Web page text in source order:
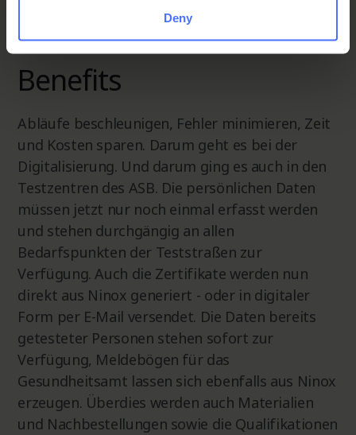
Deny
Benefits
Abläufe beschleunigen, Fehler minimieren, Zeit
und Kosten sparen. Darum geht es bei der
Digitalisierung. Und darum ging es auch in den
Testzentren des ASB. Die persönlichen Daten
müssen jetzt nur noch einmal erfasst werden
und stehen durchgängig an allen
Bedarfspunkten der Teststraßen zur
Verfügung. Auch die Zertifikate werden nun
direkt aus Ninox generiert - oder in digitaler
Form per E-Mail versendet. Die Daten bereits
getesteter Personen stehen sofort zur
Verfügung, Meldebögen für das
Gesundheitsamt lassen sich ebenfalls aus Ninox
erzeugen. Überdies werden auch Materialien
und Nachbestellungen sowie die Qualifikationen